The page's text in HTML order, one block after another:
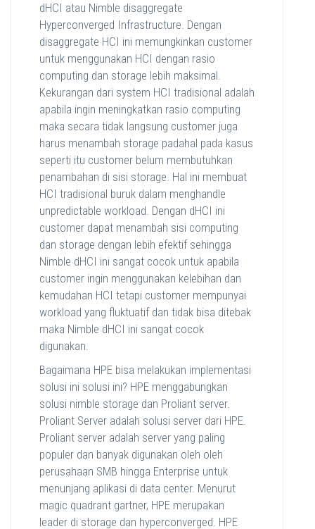
dHCI atau Nimble disaggregate
Hyperconverged Infrastructure. Dengan
disaggregate HCI ini memungkinkan customer
untuk menggunakan HCI dengan rasio
computing dan storage lebih maksimal.
Kekurangan dari system HCI tradisional adalah
apabila ingin meningkatkan rasio computing
maka secara tidak langsung customer juga
harus menambah storage padahal pada kasus
seperti itu customer belum membutuhkan
penambahan di sisi storage. Hal ini membuat
HCI tradisional buruk dalam menghandle
unpredictable workload. Dengan dHCI ini
customer dapat menambah sisi computing
dan storage dengan lebih efektif sehingga
Nimble dHCI ini sangat cocok untuk apabila
customer ingin menggunakan kelebihan dan
kemudahan HCI tetapi customer mempunyai
workload yang fluktuatif dan tidak bisa ditebak
maka Nimble dHCI ini sangat cocok
digunakan.
Bagaimana HPE bisa melakukan implementasi
solusi ini solusi ini? HPE menggabungkan
solusi nimble storage dan Proliant server.
Proliant Server adalah solusi server dari HPE.
Proliant server adalah server yang paling
populer dan banyak digunakan oleh oleh
perusahaan SMB hingga Enterprise untuk
menunjang aplikasi di data center. Menurut
magic quadrant gartner, HPE merupakan
leader di storage dan hyperconverged. HPE